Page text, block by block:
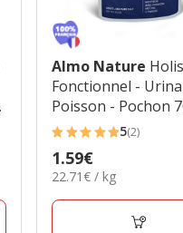
Almo Nature
Fonctionnel -
Poisson - Pochon
5
étoiles
avec
2
5(2)
Prix
1.59€
1.59€
22.71€
Kg
22.71€ / kg